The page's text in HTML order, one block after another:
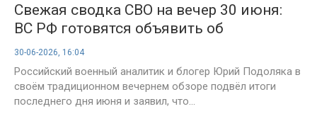
Свежая сводка СВО на вечер 30 июня:
ВС РФ готовятся объявить об
освобождении сразу двух городов
Донбасса
30-06-2026, 16:04
Российский военный аналитик и блогер Юрий Подоляка в
своём традиционном вечернем обзоре подвёл итоги
последнего дня июня и заявил, что...